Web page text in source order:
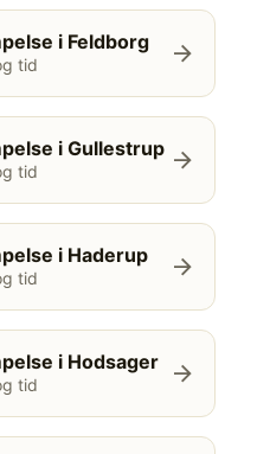
i Feldborg
tid arrow_forward
i Gullestrup
tid arrow_forward
i Haderup
tid arrow_forward
i Hodsager
tid arrow_forward